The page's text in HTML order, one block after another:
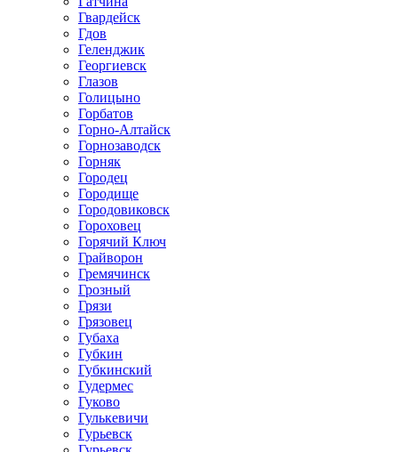
Гвардейск
Гдов
Геленджик
Георгиевск
Глазов
Голицыно
Горбатов
Горно-Алтайск
Горнозаводск
Горняк
Городец
Городище
Городовиковск
Гороховец
Горячий Ключ
Грайворон
Гремячинск
Грозный
Грязи
Грязовец
Губаха
Губкин
Губкинский
Гудермес
Гуково
Гулькевичи
Гурьевск